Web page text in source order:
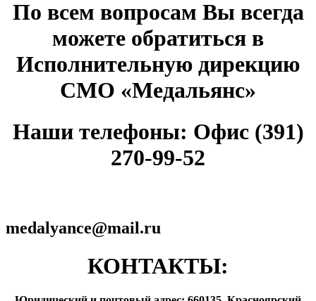
По всем вопросам Вы всегда
можете обратиться в
Исполнительную дирекцию
СМО «Медальянс»
Наши телефоны: Офис (391)
270-99-52
medalyance@mail.ru
КОНТАКТЫ: